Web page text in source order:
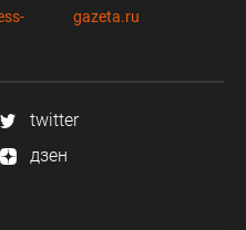
gazeta.ru
twitter
дзен